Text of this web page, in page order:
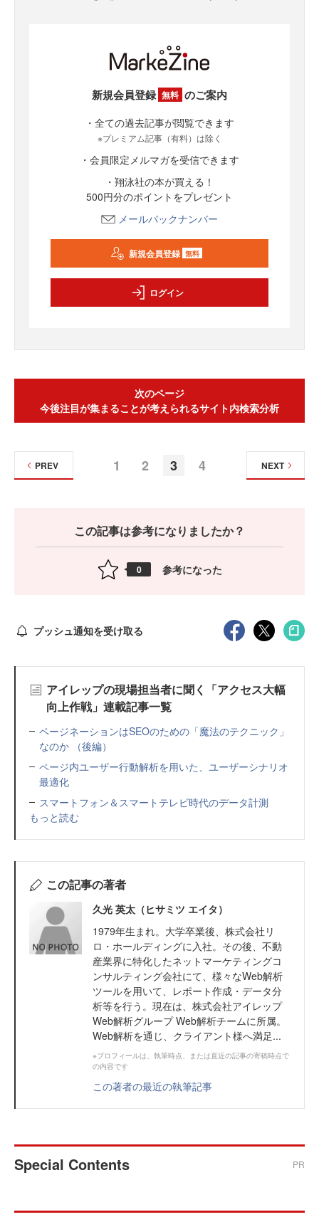
新規会員登録 無料 のご案内
・全ての過去記事が閲覧できます
※プレミアム記事（有料）は除く
・会員限定メルマガを受信できます
・翔泳社の本が買える！
500円分のポイントをプレゼント
メールバックナンバー
新規会員登録 無料
ログイン
次のページ
今後注目が集まることが考えられるサイト内検索分析
1 2 3 4
PREV NEXT
この記事は参考になりましたか？
0 参考になった
プッシュ通知を受け取る
アイレップの現場担当者に聞く「アクセス大幅
向上作戦」連載記事一覧
ページネーションはSEOのための「魔法のテクニック」
なのか （後編）
ページ内ユーザー行動解析を用いた、ユーザーシナリオ
最適化
スマートフォン＆スマートテレビ時代のデータ計測
もっと読む
この記事の著者
久光 英太（ヒサミツ エイタ）
1979年生まれ。大学卒業後、株式会社リ
ロ・ホールディングに入社。その後、不動
産業界に特化したネットマーケティングコ
ンサルティング会社にて、様々なWeb解析
ツールを用いて、レポート作成・データ分
析等を行う。現在は、株式会社アイレップ
Web解析グループ Web解析チームに所属。
Web解析を通じ、クライアント様へ満足...
※プロフィールは、執筆時点、または直近の記事の寄稿時点で
の内容です
この著者の最近の執筆記事
Special Contents PR